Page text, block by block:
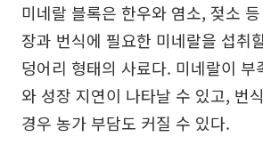
미네랄 블록은 한우와 염소, 젖소
장과 번식에 필요한 미네랄을 섭취
덩어리 형태의 사료다. 미네랄이 부
와 성장 지연이 나타날 수 있고, 번
경우 농가 부담도 커질 수 있다.